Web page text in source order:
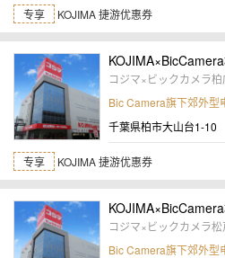
专享 KOJIMA 捷游优惠券
コジマ×ビックカメラ柏
Bic Camera旗下郊外型
千葉県柏市大山台1-10
专享 KOJIMA 捷游优惠券
コジマ×ビックカメラ
Bic Camera旗下郊外型